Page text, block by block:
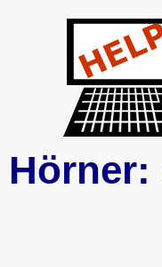
Hörner: